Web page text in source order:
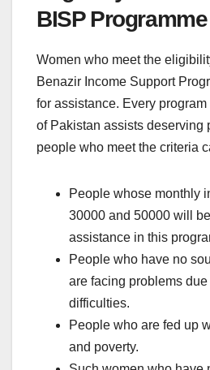
BISP Programme
Women who meet the
Benazir Income Support
for assistance. Every
of Pakistan assists deserving
people who meet the criteria
People whose monthly
30000 and 50000 will
assistance in this
People who have no
are facing problems due
difficulties.
People who are fed up
and poverty.